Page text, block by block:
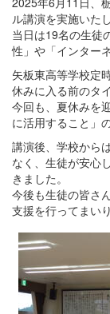
ル講演を実施いた
当日は19名の生徒
性」や「インター
矢板東高等学校定
休みに入る前のタ
今回も、夏休みを
に活用すること」
講演後、学校から
なく、生徒が安心
きました。
今後も生徒の皆さ
支援を行ってまいり